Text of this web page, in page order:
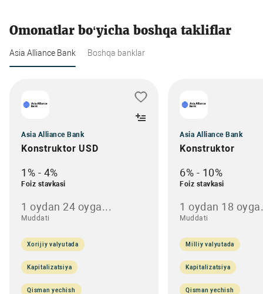
Omonatlar bo‘yicha boshqa takliflar
Asia Alliance Bank Boshqa banklar
Asia Alliance Bank
Konstruktor USD
1% - 4%
Foiz stavkasi
1 oydan 24 oyga...
Muddati
Xorijiy valyutada
Kapitalizatsiya
Qisman yechish
Asia Alliance Bank
Konstruktor
6% - 10%
Foiz stavkasi
1 oydan 18
Muddati
Milliy valyutada
Kapitalizatsiya
Qisman yechish